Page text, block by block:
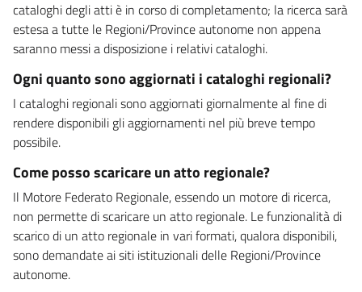
cataloghi degli atti è in corso di completamento; la ricerca sarà
estesa a tutte le Regioni/Province autonome non appena
saranno messi a disposizione i relativi cataloghi.
Ogni quanto sono aggiornati i cataloghi regionali?
I cataloghi regionali sono aggiornati giornalmente al fine di
rendere disponibili gli aggiornamenti nel più breve tempo
possibile.
Come posso scaricare un atto regionale?
Il Motore Federato Regionale, essendo un motore di ricerca,
non permette di scaricare un atto regionale. Le funzionalità di
scarico di un atto regionale in vari formati, qualora disponibili,
sono demandate ai siti istituzionali delle Regioni/Province
autonome.